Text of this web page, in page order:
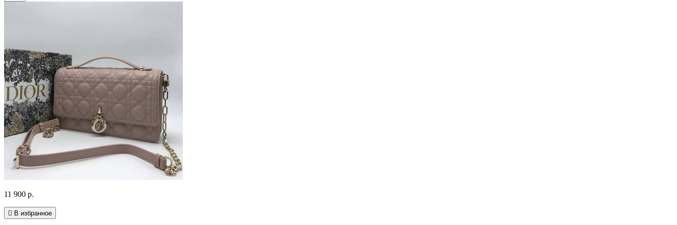
11 900 р.
В избранное